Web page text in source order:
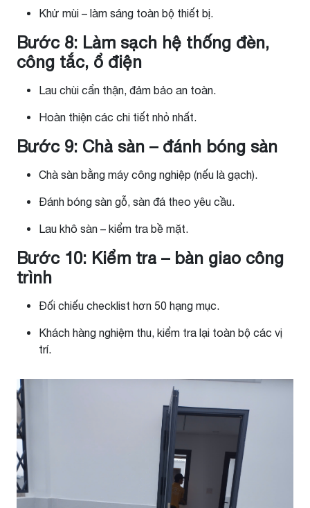
Khử mùi – làm sáng toàn bộ thiết bị.
Bước 8: Làm sạch hệ thống đèn,
công tắc, ổ điện
Lau chùi cẩn thận, đảm bảo an toàn.
Hoàn thiện các chi tiết nhỏ nhất.
Bước 9: Chà sàn – đánh bóng sàn
Chà sàn bằng máy công nghiệp (nếu là gạch).
Đánh bóng sàn gỗ, sàn đá theo yêu cầu.
Lau khô sàn – kiểm tra bề mặt.
Bước 10: Kiểm tra – bàn giao công
trình
Đối chiếu checklist hơn 50 hạng mục.
Khách hàng nghiệm thu, kiểm tra lại toàn bộ các vị
trí.